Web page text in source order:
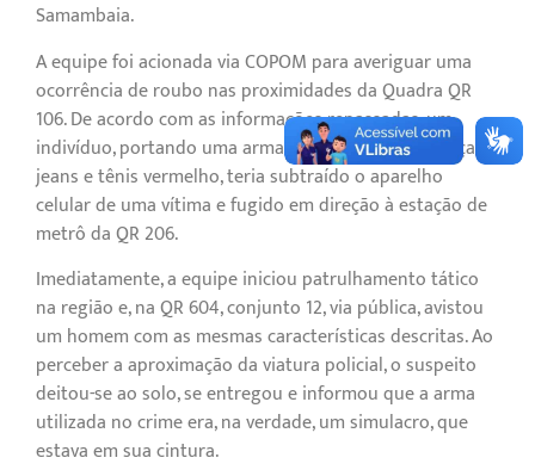
Samambaia.
A equipe foi acionada via COPOM para averiguar uma
ocorrência de roubo nas proximidades da Quadra QR
106. De acordo com as informações repassadas, um
indivíduo, portando uma arma de fogo, vestindo calça
jeans e tênis vermelho, teria subtraído o aparelho
celular de uma vítima e fugido em direção à estação de
metrô da QR 206.
Imediatamente, a equipe iniciou patrulhamento tático
na região e, na QR 604, conjunto 12, via pública, avistou
um homem com as mesmas características descritas. Ao
perceber a aproximação da viatura policial, o suspeito
deitou-se ao solo, se entregou e informou que a arma
utilizada no crime era, na verdade, um simulacro, que
estava em sua cintura.